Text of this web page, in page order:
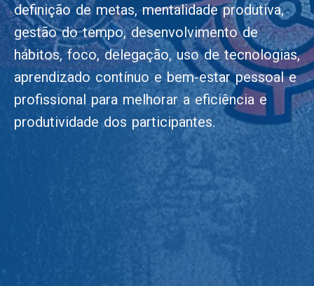
definição de metas, mentalidade produtiva,
gestão do tempo, desenvolvimento de
hábitos, foco, delegação, uso de tecnologias,
aprendizado contínuo e bem-estar pessoal e
profissional para melhorar a eficiência e
produtividade dos participantes.